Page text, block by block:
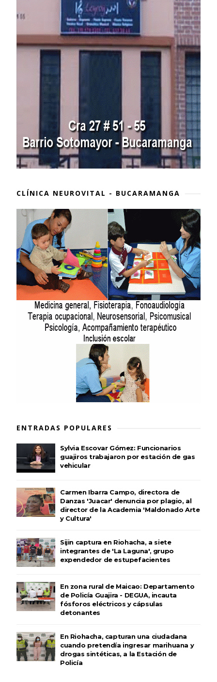
CLÍNICA NEUROVITAL - BUCARAMANGA
ENTRADAS POPULARES
Sylvia Escovar Gómez: Funcionarios
guajiros trabajaron por estación de gas
vehicular
Carmen Ibarra Campo, directora de
Danzas 'Juacar' denuncia por plagio, al
director de la Academia 'Maldonado Arte
y Cultura'
Sijin captura en Riohacha, a siete
integrantes de 'La Laguna', grupo
expendedor de estupefacientes
En zona rural de Maicao: Departamento
de Policía Guajira - DEGUA, incauta
fósforos eléctricos y cápsulas
detonantes
En Riohacha, capturan una ciudadana
cuando pretendía ingresar marihuana y
drogas sintéticas, a la Estación de
Policía